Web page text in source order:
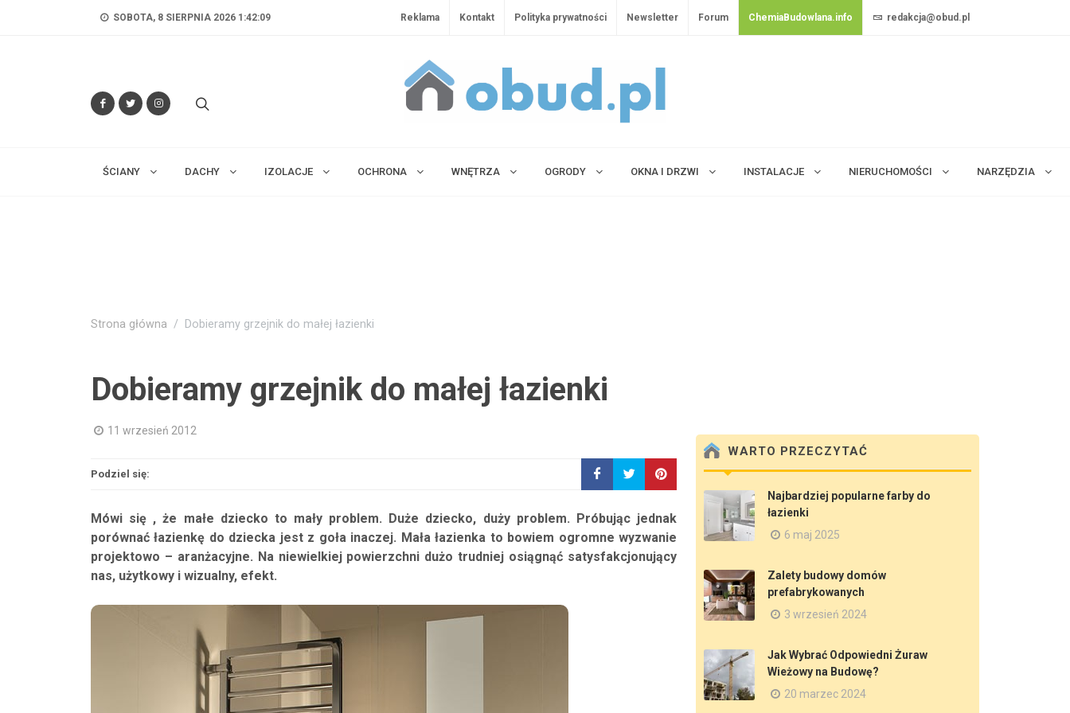
SOBOTA, 8 SIERPNIA 2026 1:42:10 Reklama Kontakt Polityka prywatności Newsletter Forum ChemiaBudowlana.info redakcja@obud.pl
ŚCIANY DACHY IZOLACJE OCHRONA WNĘTRZA OGRODY OKNA I DRZWI INSTALACJE NIERUCHOMOŚCI NARZĘDZIA
Strona główna Dobieramy grzejnik do małej łazienki
Dobieramy grzejnik do małej łazienki
11 wrzesień 2012
Podziel się:
Mówi się , że małe dziecko to mały problem. Duże dziecko, duży problem. Próbując jednak
porównać łazienkę do dziecka jest z goła inaczej. Mała łazienka to bowiem ogromne wyzwanie
projektowo – aranżacyjne. Na niewielkiej powierzchni dużo trudniej osiągnąć satysfakcjonujący
nas, użytkowy i wizualny, efekt.
WARTO PRZECZYTAĆ
Najbardziej popularne farby do
łazienki
6 maj 2025
Zalety budowy domów
prefabrykowanych
3 wrzesień 2024
Jak Wybrać Odpowiedni Żuraw
Wieżowy na Budowę?
20 marzec 2024